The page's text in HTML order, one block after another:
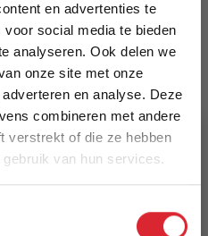
en advertenties te
social media te bieden
analyseren. Ook delen we
onze site met onze
en analyse. Deze
combineren met andere
verstrekt of die ze hebben
van hun services.
levertijd